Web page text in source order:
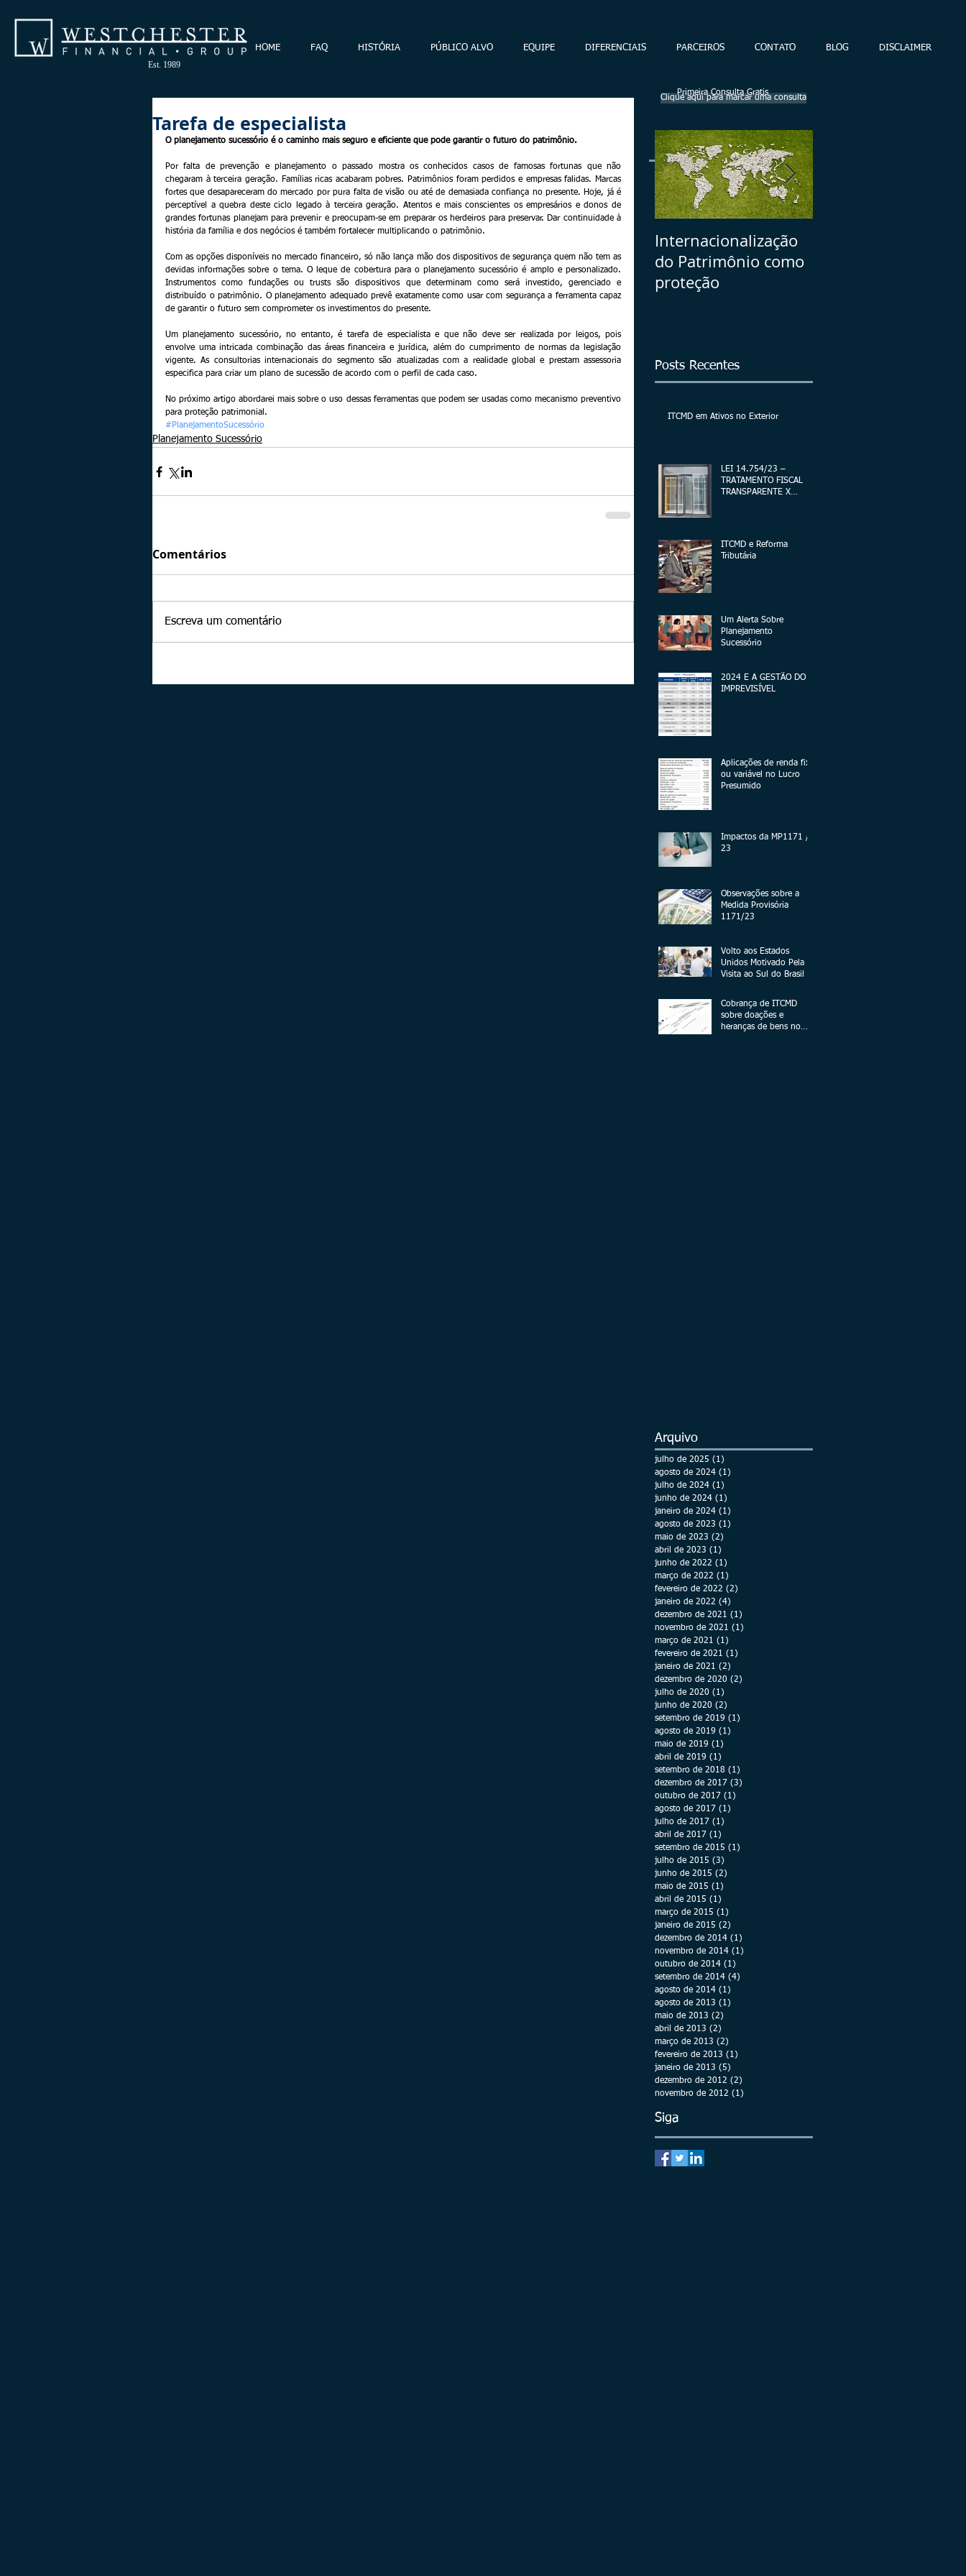
HOME FAQ HISTÓRIA PÚBLICO ALVO EQUIPE DIFERENCIAIS PARCEIROS CONTATO BLOG DISCLAIMER
Est. 1989
Primeira Consulta Gratis
Tarefa de especialista
O planejamento sucessório é o caminho mais seguro e eficiente que pode garantir o futuro do patrimônio.
Por falta de prevenção e planejamento o passado mostra os conhecidos casos de famosas fortunas que não
chegaram à terceira geração. Famílias ricas acabaram pobres. Patrimônios foram perdidos e empresas falidas. Marcas
fortes que desapareceram do mercado por pura falta de visão ou até de demasiada confiança no presente. Hoje, já é
perceptível a quebra deste ciclo legado à terceira geração. Atentos e mais conscientes os empresários e donos de
grandes fortunas planejam para prevenir e preocupam-se em preparar os herdeiros para preservar. Dar continuidade à
história da família e dos negócios é também fortalecer multiplicando o patrimônio.
Com as opções disponíveis no mercado financeiro, só não lança mão dos dispositivos de segurança quem não tem as
devidas informações sobre o tema. O leque de cobertura para o planejamento sucessório é amplo e personalizado.
Instrumentos como fundações ou trusts são dispositivos que determinam como será investido, gerenciado e
distribuído o patrimônio. O planejamento adequado prevê exatamente como usar com segurança a ferramenta capaz
de garantir o futuro sem comprometer os investimentos do presente.
Um planejamento sucessório, no entanto, é tarefa de especialista e que não deve ser realizada por leigos, pois
envolve uma intricada combinação das áreas financeira e jurídica, além do cumprimento de normas da legislação
vigente. As consultorias internacionais do segmento são atualizadas com a realidade global e prestam assessoria
especifica para criar um plano de sucessão de acordo com o perfil de cada caso.
No próximo artigo abordarei mais sobre o uso dessas ferramentas que podem ser usadas como mecanismo preventivo
para proteção patrimonial.
#PlanejamentoSucessório
Planejamento Sucessório
Comentários
Escreva um comentário
Clique aqui para marcar uma consulta
Posts Em Destaque
Internacionalização
do Patrimônio como
proteção
Posts Recentes
ITCMD em Ativos no Exterior
LEI 14.754/23 –
TRATAMENTO FISCAL
TRANSPARENTE X
ITCMD e Reforma
Tributária
Um Alerta Sobre
Planejamento
Sucessório
2024 E A GESTÃO DO
IMPREVISÍVEL
Aplicações de renda fixa
ou variável no Lucro
Presumido
Impactos da MP1171 /
23
Observações sobre a
Medida Provisória
1171/23
Volto aos Estados
Unidos Motivado Pela
Visita ao Sul do Brasil
Cobrança de ITCMD
sobre doações e
heranças de bens no
Arquivo
julho de 2025 (1)
agosto de 2024 (1)
julho de 2024 (1)
junho de 2024 (1)
janeiro de 2024 (1)
agosto de 2023 (1)
maio de 2023 (2)
abril de 2023 (1)
junho de 2022 (1)
março de 2022 (1)
fevereiro de 2022 (2)
janeiro de 2022 (4)
dezembro de 2021 (1)
novembro de 2021 (1)
março de 2021 (1)
fevereiro de 2021 (1)
janeiro de 2021 (2)
dezembro de 2020 (2)
julho de 2020 (1)
junho de 2020 (2)
setembro de 2019 (1)
agosto de 2019 (1)
maio de 2019 (1)
abril de 2019 (1)
setembro de 2018 (1)
dezembro de 2017 (3)
outubro de 2017 (1)
agosto de 2017 (1)
julho de 2017 (1)
abril de 2017 (1)
setembro de 2015 (1)
julho de 2015 (3)
junho de 2015 (2)
maio de 2015 (1)
abril de 2015 (1)
março de 2015 (1)
janeiro de 2015 (2)
dezembro de 2014 (1)
novembro de 2014 (1)
outubro de 2014 (1)
setembro de 2014 (4)
agosto de 2014 (1)
agosto de 2013 (1)
maio de 2013 (2)
abril de 2013 (2)
março de 2013 (2)
fevereiro de 2013 (1)
janeiro de 2013 (5)
dezembro de 2012 (2)
novembro de 2012 (1)
Siga